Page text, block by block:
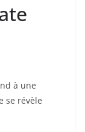
à une
se révèle